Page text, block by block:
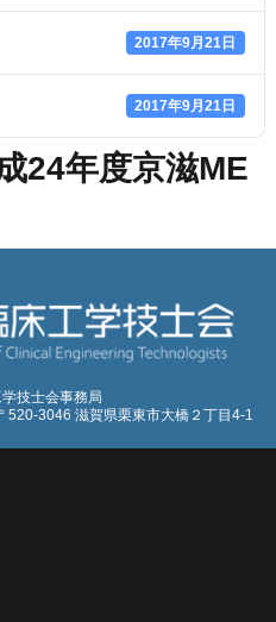
2017年9月21日
2017年9月21日
24年度京滋ME
技士会事務局
3046 滋賀県栗東市大橋２丁目4-1